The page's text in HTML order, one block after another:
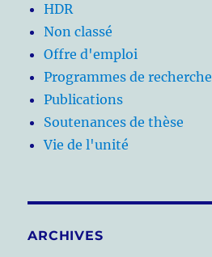
HDR
Non classé
Offre d'emploi
Programmes de recherche
Publications
Soutenances de thèse
Vie de l'unité
ARCHIVES